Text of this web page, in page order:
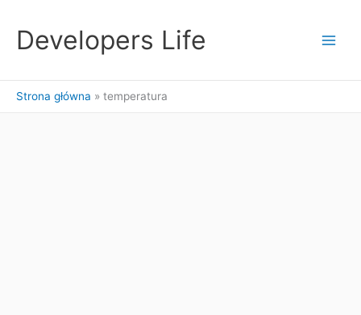
treściDevelopers Life
Strona główna temperatura